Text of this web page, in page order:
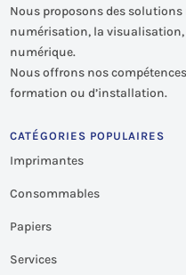
Nous proposons des
numérisation, la visualisation,
numérique.
Nous offrons nos
formation ou d’installation.
CATÉGORIES POPULAIRES
Imprimantes
Consommables
Papiers
Services